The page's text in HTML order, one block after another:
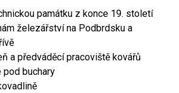
památku z konce 19. století
železářství na Podbrdsku a
a předváděcí pracoviště kovářů
pod buchary